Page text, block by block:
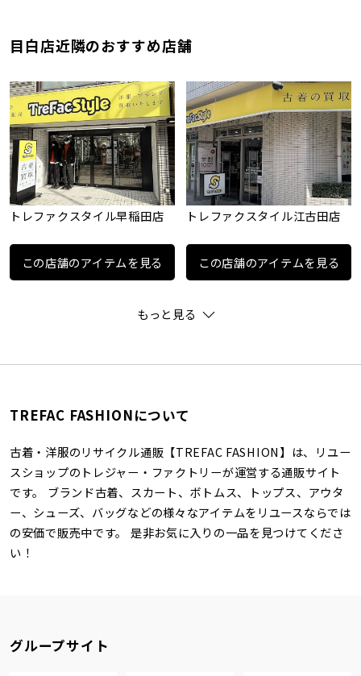
目白店近隣のおすすめ店舗
トレファクスタイル早稲田店
この店舗のアイテムを見る
トレファクスタイル江古田店
この店舗のアイテムを見る
もっと見る
TREFAC FASHIONについて
古着・洋服のリサイクル通販【TREFAC FASHION】は、リユー
スショップのトレジャー・ファクトリーが運営する通販サイト
です。 ブランド古着、スカート、ボトムス、トップス、アウタ
ー、シューズ、バッグなどの様々なアイテムをリユースならでは
の安価で販売中です。 是非お気に入りの一品を見つけてくださ
い！
グループサイト